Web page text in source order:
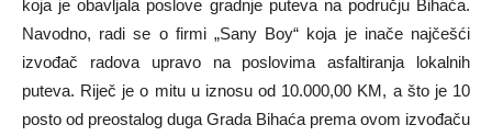
koja je obavljala poslove gradnje puteva na području Bihaća.
Navodno, radi se o firmi „Sany Boy“ koja je inače najčešći
izvođač radova upravo na poslovima asfaltiranja lokalnih
puteva. Riječ je o mitu u iznosu od 10.000,00 KM, a što je 10
posto od preostalog duga Grada Bihaća prema ovom izvođaču